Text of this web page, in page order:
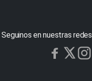
Seguinos en nuestras redes